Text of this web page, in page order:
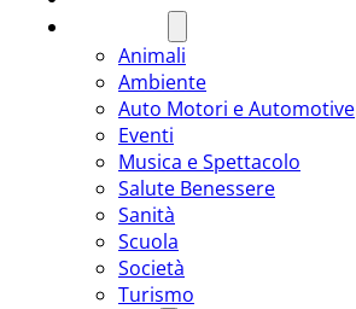
Animali
Ambiente
Auto Motori e Automotive
Eventi
Musica e Spettacolo
Salute Benessere
Sanità
Scuola
Società
Turismo